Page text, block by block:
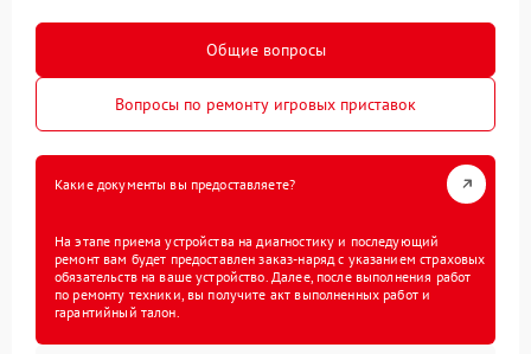
Общие вопросы
Вопросы по ремонту игровых приставок
Какие документы вы предоставляете?
На этапе приема устройства на диагностику и последующий
ремонт вам будет предоставлен заказ-наряд с указанием страховых
обязательств на ваше устройство. Далее, после выполнения работ
по ремонту техники, вы получите акт выполненных работ и
гарантийный талон.